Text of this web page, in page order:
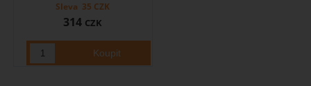
314 CZK
Sleva 35 CZK